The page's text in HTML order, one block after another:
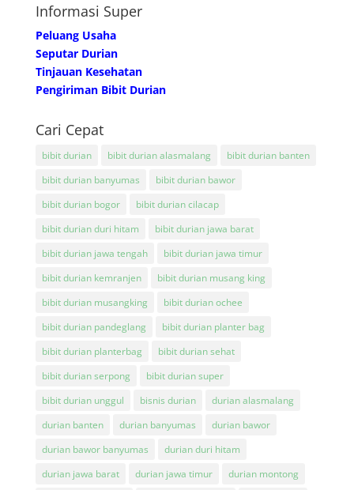
Informasi Super
Peluang Usaha
Seputar Durian
Tinjauan Kesehatan
Pengiriman Bibit Durian
Cari Cepat
bibit durian bibit durian alasmalang
bibit durian banten
bibit durian banyumas
bibit durian bawor
bibit durian bogor
bibit durian cilacap
bibit durian duri hitam
bibit durian jawa barat
bibit durian jawa tengah
bibit durian jawa timur
bibit durian kemranjen
bibit durian musang king
bibit durian musangking
bibit durian ochee
bibit durian pandeglang
bibit durian planter bag
bibit durian planterbag
bibit durian sehat
bibit durian serpong
bibit durian super
bibit durian unggul
bisnis durian
durian alasmalang
durian banten
durian banyumas
durian bawor
durian bawor banyumas
durian duri hitam
durian jawa barat
durian jawa timur
durian montong